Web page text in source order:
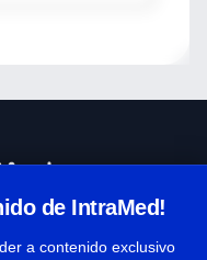
de IntraMed!
a contenido exclusivo